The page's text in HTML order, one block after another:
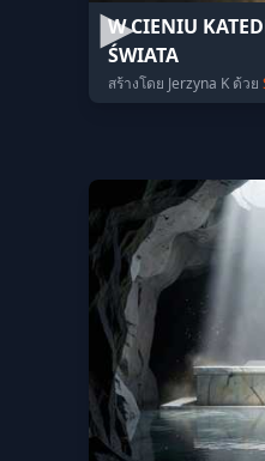
W CIENIU
ŚWIATA
สร้างโดย Jerzyna K ด้วย